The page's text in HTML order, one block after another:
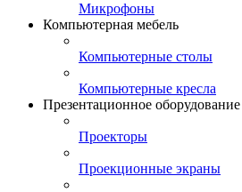
Микрофоны
Компьютерная мебель
Компьютерные столы
Компьютерные кресла
Презентационное оборудование
Проекторы
Проекционные экраны